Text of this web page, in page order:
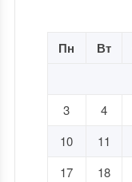
Пн Вт
3
4
10
11
17
18